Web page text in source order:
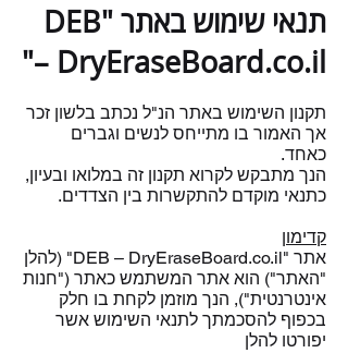
תנאי שימו
ש באתר "DEB
– DryEraseBoard.co.il"
תקנון השימוש באתר הנ"ל נכתב בלשון זכר
אך האמור בו מתייחס לנשים וגברים
כאחד.
הנך מתבקש לקרוא תקנון זה במלואו ובעיון,
כתנאי מוקדם להתקשרות בין הצדדים.
קדימון
אתר "DEB – DryEraseBoard.co.il" (לה
לן
"האתר") הוא אתר המשתמש כאתר ("חנות
אינטרנטית"), הנך מוזמן לקחת בו חלק
בכפוף להסכמתך לתנאי השימוש אשר
יפורטו להלן